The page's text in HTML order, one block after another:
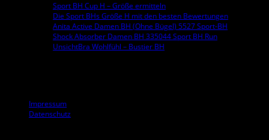
Sport BH Cup H – Größe ermitteln
Die Sport BHs Größe H mit den besten Bewertungen
Anita Active Damen BH (Ohne Bügel) 5527 Sport-BH
Shock Absorber Damen BH 335044 Sport BH Run
UnsichtBra Wohlfühl – Bustier BH
Impressum
Datenschutz